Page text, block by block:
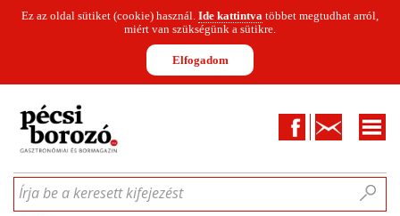
Ez az oldal sütiket (cookie) használ. Ide kattintva többet megtudhat arról,
miért van szükségünk a sütikre.
Elfogadom
FacebookKapcsolat
CIKKEKHÍREKINFOGRAFIKÁKMUNKATÁRSAKWINESOFA
Írja be a keresett kifejezést